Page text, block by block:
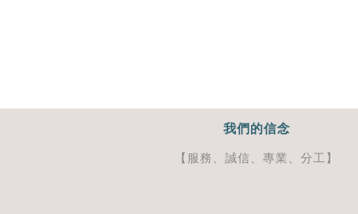
我們的信念
【服務、誠信、專業、分工】